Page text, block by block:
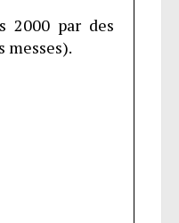
2000 par des
messes).